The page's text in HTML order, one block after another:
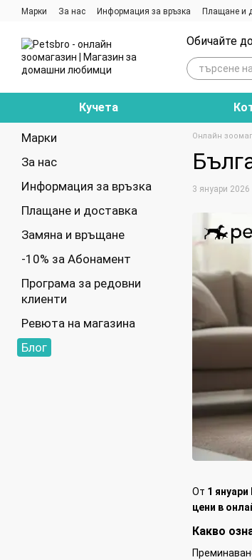
Премини към основното съдържание
Марки За нас Информация за връзка Плащане и
Обичайте
Кучета
Онлайн
3 януари 2026
От 1
цени в
Какво
Марки
За нас
Информация за връзка
Плащане и доставка
Замяна и връщане
-10% за Абонамент
Програма за редовни
клиенти
Ревюта на магазина
Блог